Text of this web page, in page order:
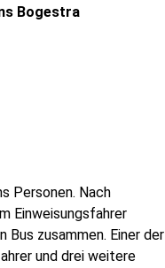
Bogestra
Personen. Nach
Einweisungsfahrer
zusammen. Einer der
und drei weitere